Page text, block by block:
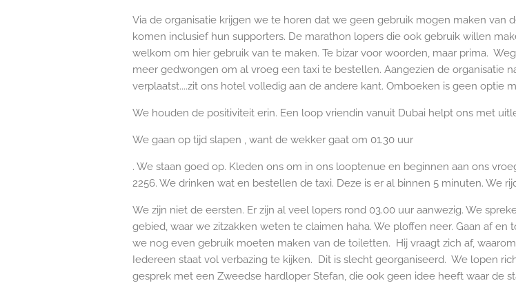
Via de organisatie krijgen we te horen dat we geen gebruik mogen maken
komen inclusief hun supporters. De marathon lopers die ook gebruik willen
welkom om hier gebruik van te maken. Te bizar voor woorden, maar prima.
meer gedwongen om al vroeg een taxi te bestellen. Aangezien de organisatie
verplaatst....zit ons hotel volledig aan de andere kant. Omboeken is geen optie
We houden de positiviteit erin. Een loop vriendin vanuit Dubai helpt ons met
We gaan op tijd slapen , want de wekker gaat om 01.30 uur
. We staan goed op. Kleden ons om in ons looptenue en beginnen aan ons
2256. We drinken wat en bestellen de taxi. Deze is er al binnen 5 minuten. We
We zijn niet de eersten. Er zijn al veel lopers rond 03.00 uur aanwezig. We
gebied, waar we zitzakken weten te claimen haha. We ploffen neer. Gaan af
we nog even gebruik moeten maken van de toiletten. Hij vraagt zich af,
Iedereen staat vol verbazing te kijken. Dit is slecht georganiseerd. We lopen
gesprek met een Zweedse hardloper Stefan, die ook geen idee heeft waar de